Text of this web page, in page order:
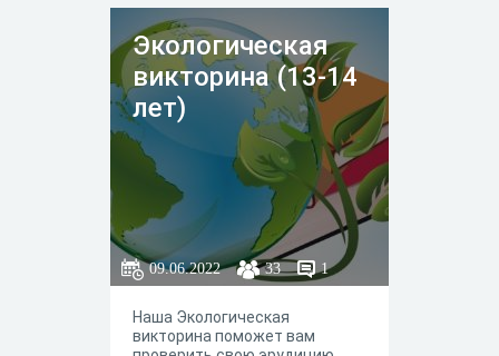
Экологическая
викторина (13-14
лет)
09.06.2022 33 1
Наша Экологическая
викторина поможет вам